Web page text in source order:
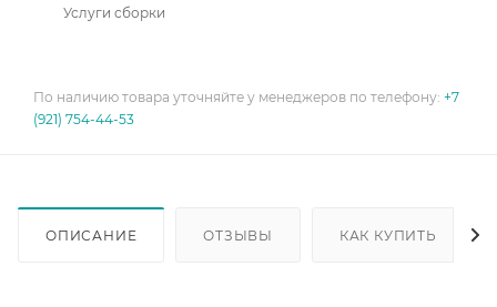
Услуги сборки
По наличию товара уточняйте у менеджеров по телефону: +7
(921) 754-44-53
ОПИСАНИЕ ОТЗЫВЫ КАК КУПИТЬ